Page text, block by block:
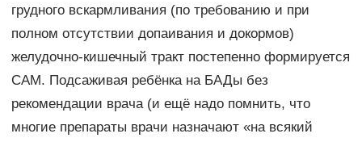
грудного вскармливания (по требованию и при
полном отсутствии допаивания и докормов)
желудочно-кишечный тракт постепенно формируется
САМ. Подсаживая ребёнка на БАДы без
рекомендации врача (и ещё надо помнить, что
многие препараты врачи назначают «на всякий